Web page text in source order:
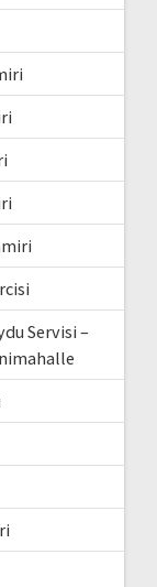
Servisi –